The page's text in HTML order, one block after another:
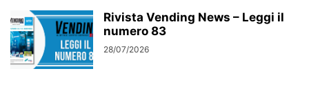
Rivista Vending News – Leggi il
numero 83
28/07/2026